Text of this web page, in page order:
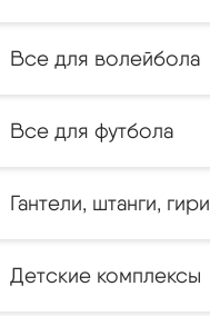
Все для волейбола
Все для футбола
Гантели, штанги, гири
Детские комплексы